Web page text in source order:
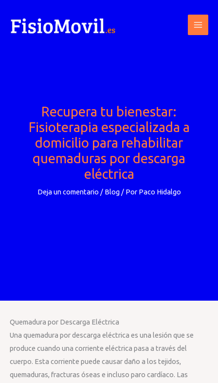
contenido
Recupera tu bienestar:
Fisioterapia especializada a
domicilio para rehabilitar
quemaduras por descarga
eléctrica
Deja un comentario / Blog/ Por Paco Hidalgo
Quemadura por Descarga Eléctrica
Una quemadura por descarga eléctrica es una lesión que se
produce cuando una corriente eléctrica pasa a través del
cuerpo. Esta corriente puede causar daño a los tejidos,
quemaduras, fracturas óseas e incluso paro cardíaco. Las